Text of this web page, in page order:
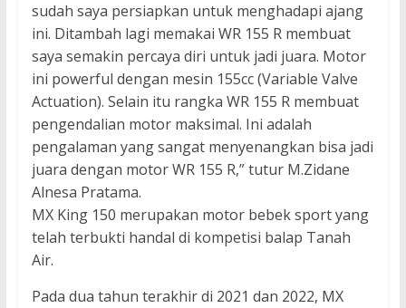
sudah saya persiapkan untuk menghadapi ajang
ini. Ditambah lagi memakai WR 155 R membuat
saya semakin percaya diri untuk jadi juara. Motor
ini powerful dengan mesin 155cc (Variable Valve
Actuation). Selain itu rangka WR 155 R membuat
pengendalian motor maksimal. Ini adalah
pengalaman yang sangat menyenangkan bisa jadi
juara dengan motor WR 155 R,” tutur M.Zidane
Alnesa Pratama.
MX King 150 merupakan motor bebek sport yang
telah terbukti handal di kompetisi balap Tanah
Air.
Pada dua tahun terakhir di 2021 dan 2022, MX